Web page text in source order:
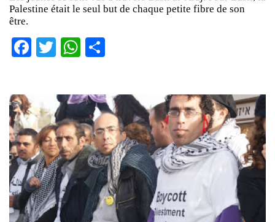
Palestine était le seul but de chaque petite fibre de son
être.
Facebook
TwitterWhatsApp